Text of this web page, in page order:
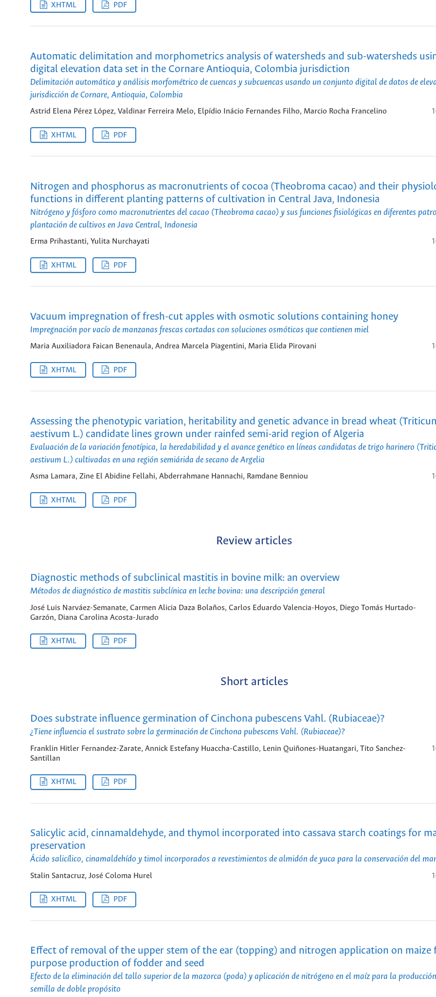
XHTML PDF
Automatic delimitation and morphometrics analysis of watersheds and sub-watersheds
digital elevation data set in the Cornare Antioquia, Colombia jurisdiction
Delimitación automática y análisis morfométrico de cuencas y subcuencas usando un conjunto digital de datos de
jurisdicción de Cornare, Antioquia, Colombia
Astrid Elena Pérez López, Valdinar Ferreira Melo, Elpídio Inácio Fernandes Filho, Marcio Rocha Francelino
XHTML PDF
Nitrogen and phosphorus as macronutrients of cocoa (Theobroma cacao) and their
functions in different planting patterns of cultivation in Central Java, Indonesia
Nitrógeno y fósforo como macronutrientes del cacao (Theobroma cacao) y sus funciones fisiológicas en diferentes
plantación de cultivos en Java Central, Indonesia
Erma Prihastanti, Yulita Nurchayati
XHTML PDF
Vacuum impregnation of fresh-cut apples with osmotic solutions containing honey
Impregnación por vacío de manzanas frescas cortadas con soluciones osmóticas que contienen miel
Maria Auxiliadora Faican Benenaula, Andrea Marcela Piagentini, Maria Elida Pirovani
XHTML PDF
Assessing the phenotypic variation, heritability and genetic advance in bread wheat
aestivum L.) candidate lines grown under rainfed semi-arid region of Algeria
Evaluación de la variación fenotípica, la heredabilidad y el avance genético en líneas candidatas de trigo harinero
aestivum L.) cultivadas en una región semiárida de secano de Argelia
Asma Lamara, Zine El Abidine Fellahi, Abderrahmane Hannachi, Ramdane Benniou
XHTML PDF
Review articles
Diagnostic methods of subclinical mastitis in bovine milk: an overview
Métodos de diagnóstico de mastitis subclínica en leche bovina: una descripción general
José Luis Narváez-Semanate, Carmen Alicia Daza Bolaños, Carlos Eduardo Valencia-Hoyos, Diego Tomás Hurtado-
Garzón, Diana Carolina Acosta-Jurado
XHTML PDF
Short articles
Does substrate influence germination of Cinchona pubescens Vahl. (Rubiaceae)?
¿Tiene influencia el sustrato sobre la germinación de Cinchona pubescens Vahl. (Rubiaceae)?
Franklin Hitler Fernandez-Zarate, Annick Estefany Huaccha-Castillo, Lenin Quiñones-Huatangari, Tito Sanchez-
Santillan
XHTML PDF
Salicylic acid, cinnamaldehyde, and thymol incorporated into cassava starch coatings for
preservation
Ácido salicílico, cinamaldehído y timol incorporados a revestimientos de almidón de yuca para la conservación del
Stalin Santacruz, José Coloma Hurel
XHTML PDF
Effect of removal of the upper stem of the ear (topping) and nitrogen application on maize
purpose production of fodder and seed
Efecto de la eliminación del tallo superior de la mazorca (poda) y aplicación de nitrógeno en el maíz para la
semilla de doble propósito